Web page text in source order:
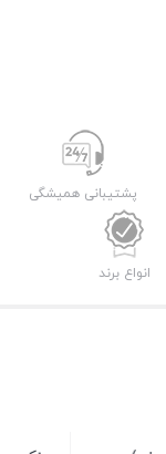
پشتیبانی همیشگی
انواع برند